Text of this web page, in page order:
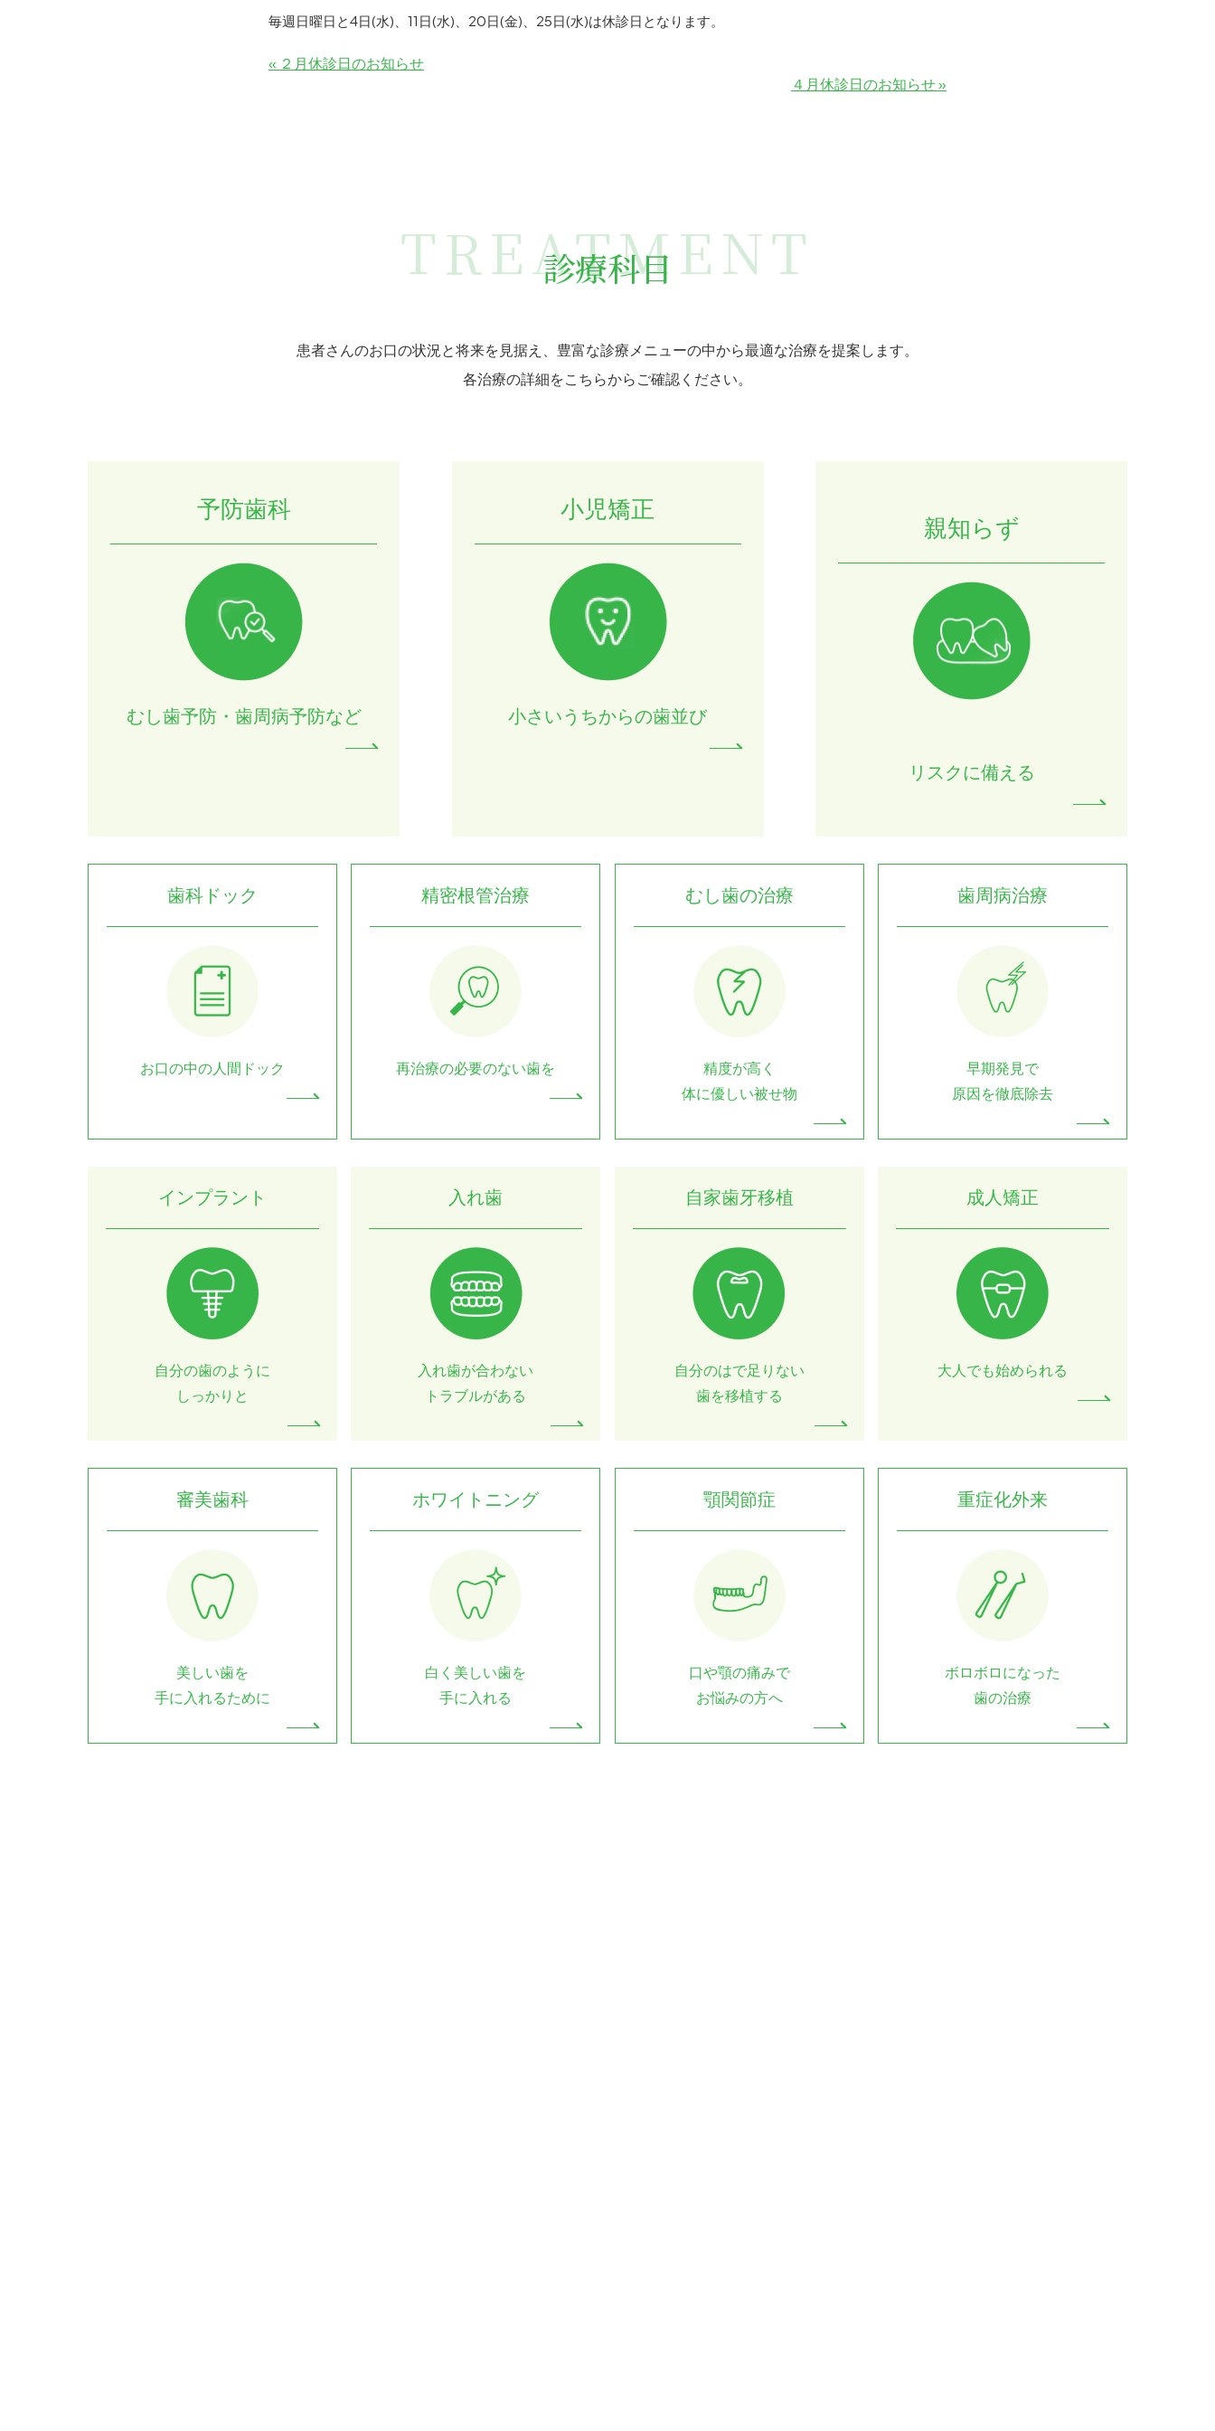
毎週日曜日と4日(水)、11日(水)、20日(金)、25日(水)は休診日となります。
投
« ２月休診日のお知らせ
４月休診日のお知らせ »
TREATMENT
診療科目
患者さんのお口の状況と将来を見据え、豊富な診療メニューの中から最適な治療を提案します。
各治療の詳細をこちらからご確認ください。
予防歯科
むし歯予防・歯周病予防など
小児矯正
小さいうちからの歯並び
親知らず
リスクに備える
歯科ドック
お口の中の人間ドック
精密根管治療
再治療の必要のない歯を
むし歯の治療
精度が高く
体に優しい被せ物
歯周病治療
早期発見で
原因を徹底除去
インプラント
自分の歯のように
しっかりと
入れ歯
入れ歯が合わない
トラブルがある
自家歯牙移植
自分のはで足りない
歯を移植する
成人矯正
大人でも始められる
審美歯科
美しい歯を
手に入れるために
ホワイトニング
白く美しい歯を
手に入れる
顎関節症
口や顎の痛みで
お悩みの方へ
重症化外来
ボロボロになった
歯の治療